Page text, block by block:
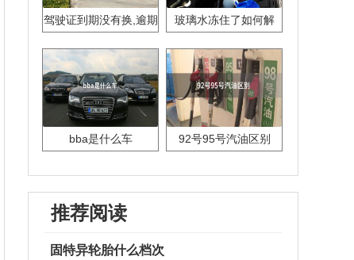
驾驶证到期没有换,逾期
玻璃水冻住了如何解
bba是什么车 92号95号汽油区别
推荐阅读
固特异轮胎什么档次